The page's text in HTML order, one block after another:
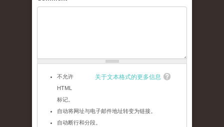
关于文本格式的更多信息
不允许
HTML
标记。
自动将网址与电子邮件地址转变为链接。
自动断行和分段。